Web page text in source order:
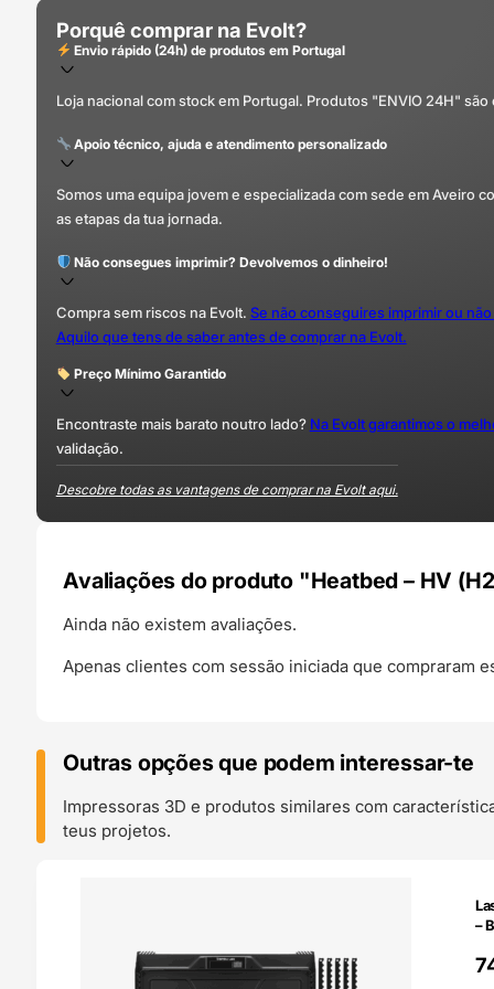
Porquê comprar na Evolt?
Envio rápido (24h) de produtos em Portugal
Loja nacional com stock em Portugal. Produtos "ENVIO 24H"
Apoio técnico, ajuda e atendimento personalizado
Somos uma equipa jovem e especializada com sede em Aveiro
as etapas da tua jornada.
Não consegues imprimir? Devolvemos o dinheiro!
Compra sem riscos na Evolt. Se não conseguires imprimir ou
Aquilo que tens de saber antes de comprar na Evolt.
Preço Mínimo Garantido
Encontraste mais barato noutro lado? Na Evolt garantimos o
validação.
Descobre todas as vantagens de comprar na Evolt aqui.
Avaliações do produto "Heatbed – HV
Ainda não existem avaliações.
Apenas clientes com sessão iniciada que compraram
Outras opções que podem interessar-te
Impressoras 3D e produtos similares com
teus projetos.
–